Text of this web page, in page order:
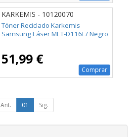
KARKEMIS - 10120070
Tóner Reciclado Karkemis
Samsung Láser MLT-D116L/ Negro
51,99 €
Comprar
Ant. 01 Sig.